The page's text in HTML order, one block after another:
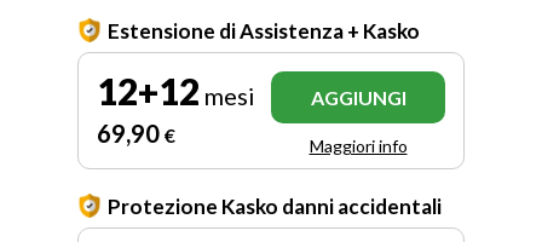
Estensione di Assistenza + Kasko
12+12 mesi
69,90 €
AGGIUNGI
Maggiori info
Protezione Kasko danni accidentali